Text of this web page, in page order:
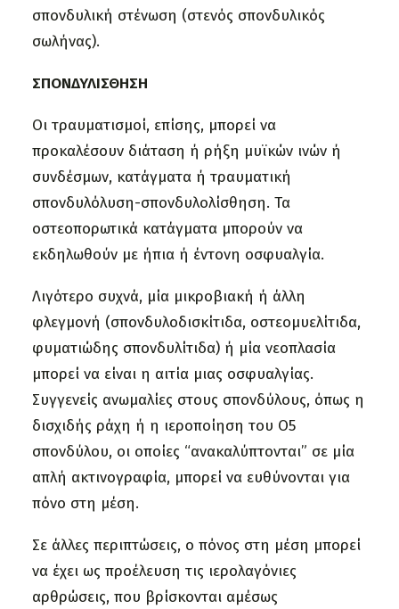
σπονδυλική στένωση (στενός σπονδυλικός
σωλήνας).
ΣΠΟΝΔΥΛΙΣΘΗΣΗ
Οι τραυματισμοί, επίσης, μπορεί να
προκαλέσουν διάταση ή ρήξη μυϊκών ινών ή
συνδέσμων, κατάγματα ή τραυματική
σπονδυλόλυση-σπονδυλολίσθηση. Τα
οστεοπορωτικά κατάγματα μπορούν να
εκδηλωθούν με ήπια ή έντονη οσφυαλγία.
Λιγότερο συχνά, μία μικροβιακή ή άλλη
φλεγμονή (σπονδυλοδισκίτιδα, οστεομυελίτιδα,
φυματιώδης σπονδυλίτιδα) ή μία νεοπλασία
μπορεί να είναι η αιτία μιας οσφυαλγίας.
Συγγενείς ανωμαλίες στους σπονδύλους, όπως η
δισχιδής ράχη ή η ιεροποίηση του Ο5
σπονδύλου, οι οποίες “ανακαλύπτονται” σε μία
απλή ακτινογραφία, μπορεί να ευθύνονται για
πόνο στη μέση.
Σε άλλες περιπτώσεις, ο πόνος στη μέση μπορεί
να έχει ως προέλευση τις ιερολαγόνιες
αρθρώσεις, που βρίσκονται αμέσως